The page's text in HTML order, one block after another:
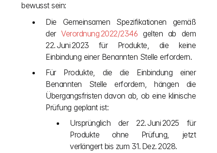
bewusst sein:
Die Gemeinsamen Spezifikationen gemäß
der Verordnung 2022/2346 gelten ab dem
22. Juni 2023 für Produkte, die keine
Einbindung einer Benannten Stelle erfordern.
Für Produkte, die die Einbindung einer
Benannten Stelle erfordern, hängen die
Übergangsfristen davon ab, ob eine klinische
Prüfung geplant ist:
Ursprünglich der 22. Juni 2025 für
Produkte ohne Prüfung, jetzt
verlängert bis zum 31. Dez. 2028.